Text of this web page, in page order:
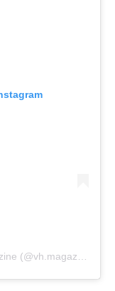
Une publication partagée par VH magazine (@vh.magazine)